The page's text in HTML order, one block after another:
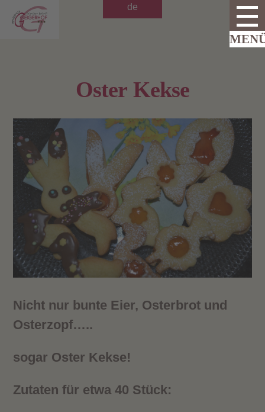
de
Oster Kekse
Nicht nur bunte Eier, Osterbrot und
Osterzopf…..
sogar Oster Kekse!
Zutaten für etwa 40 Stück: